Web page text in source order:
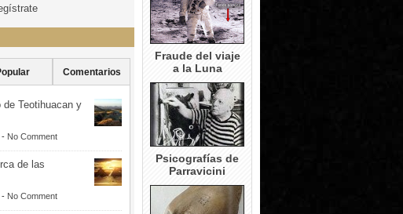
Comentarios
Teotihuacan y
- No Comment
de las
- No Comment
Fraude del viaje
a la Luna
Psicografías de
Parravicini